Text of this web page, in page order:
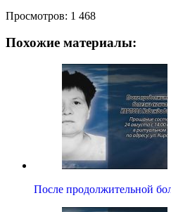
Просмотров: 1 468
Похожие материалы:
После продолжительной